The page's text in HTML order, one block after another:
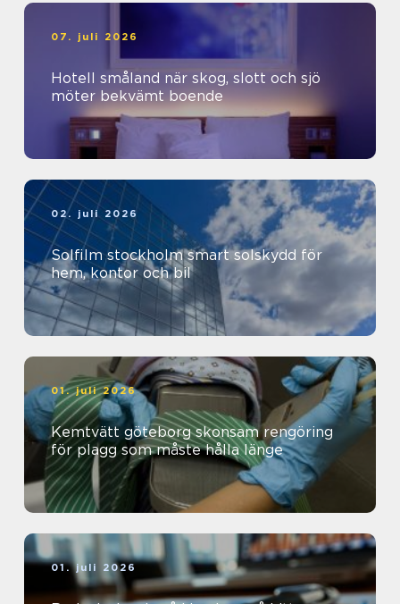
07. juli 2026
Hotell småland när skog, slott och sjö
möter bekvämt boende
02. juli 2026
Solfilm stockholm smart solskydd för
hem, kontor och bil
01. juli 2026
Kemtvätt göteborg skonsam rengöring
för plagg som måste hålla länge
01. juli 2026